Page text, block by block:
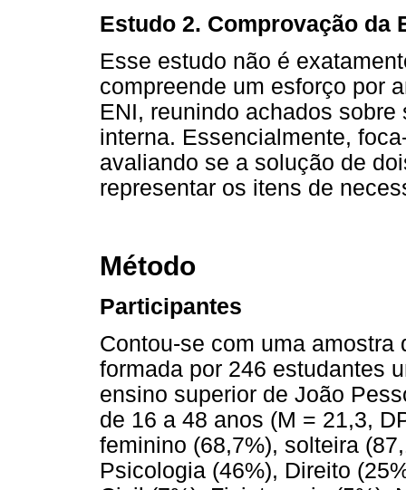
Estudo 2. Comprovação da
Esse estudo não é
compreende um esforço por
ENI, reunindo achados
interna. Essencialmente,
avaliando se a solução de
representar os itens de
Método
Participantes
Contou-se com uma
formada por 246 estudantes
ensino superior de João
de 16 a 48 anos (M = 21,3,
feminino (68,7%), solteira
Psicologia (46%), Direito